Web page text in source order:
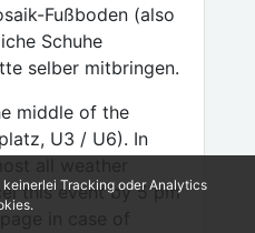
Fußboden (also
Schuhe
selber mitbringen.
middle of the
U3 / U6). In
this event by 5 pm
Tracking oder Analytics